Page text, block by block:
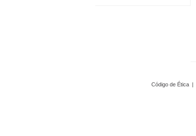
Código de Ética |